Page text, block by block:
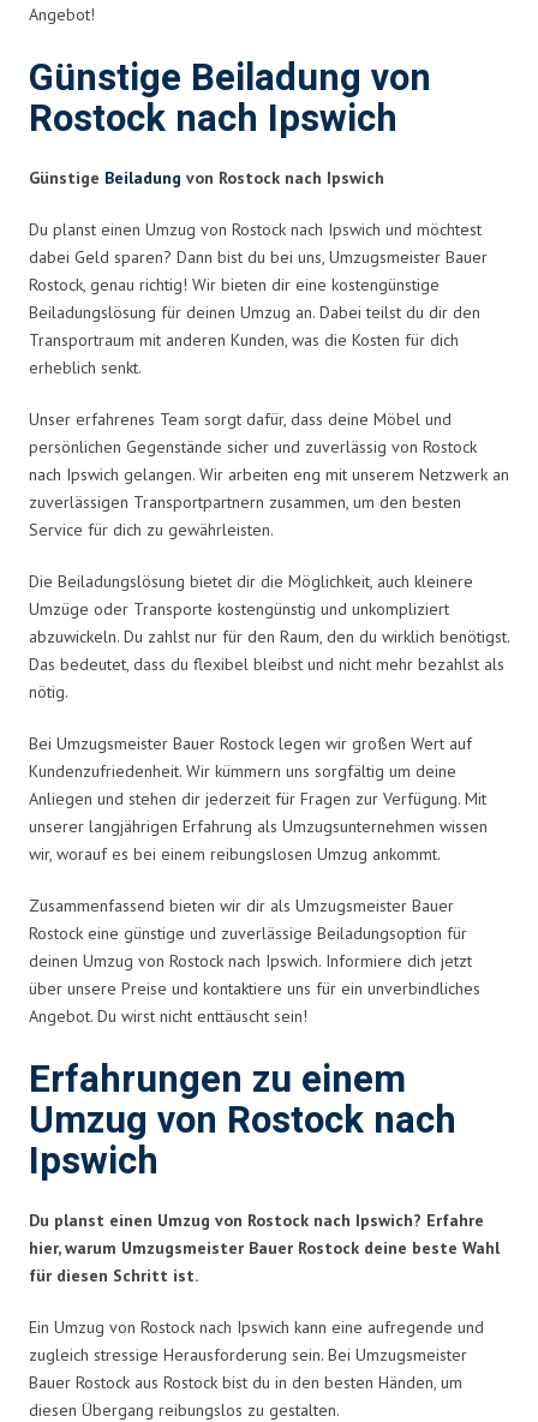
Angebot!
Günstige Beiladung von
Rostock nach Ipswich
Günstige Beiladung von Rostock nach Ipswich
Du planst einen Umzug von Rostock nach Ipswich und möchtest
dabei Geld sparen? Dann bist du bei uns, Umzugsmeister Bauer
Rostock, genau richtig! Wir bieten dir eine kostengünstige
Beiladungslösung für deinen Umzug an. Dabei teilst du dir den
Transportraum mit anderen Kunden, was die Kosten für dich
erheblich senkt.
Unser erfahrenes Team sorgt dafür, dass deine Möbel und
persönlichen Gegenstände sicher und zuverlässig von Rostock
nach Ipswich gelangen. Wir arbeiten eng mit unserem Netzwerk an
zuverlässigen Transportpartnern zusammen, um den besten
Service für dich zu gewährleisten.
Die Beiladungslösung bietet dir die Möglichkeit, auch kleinere
Umzüge oder Transporte kostengünstig und unkompliziert
abzuwickeln. Du zahlst nur für den Raum, den du wirklich benötigst.
Das bedeutet, dass du flexibel bleibst und nicht mehr bezahlst als
nötig.
Bei Umzugsmeister Bauer Rostock legen wir großen Wert auf
Kundenzufriedenheit. Wir kümmern uns sorgfältig um deine
Anliegen und stehen dir jederzeit für Fragen zur Verfügung. Mit
unserer langjährigen Erfahrung als Umzugsunternehmen wissen
wir, worauf es bei einem reibungslosen Umzug ankommt.
Zusammenfassend bieten wir dir als Umzugsmeister Bauer
Rostock eine günstige und zuverlässige Beiladungsoption für
deinen Umzug von Rostock nach Ipswich. Informiere dich jetzt
über unsere Preise und kontaktiere uns für ein unverbindliches
Angebot. Du wirst nicht enttäuscht sein!
Erfahrungen zu einem
Umzug von Rostock nach
Ipswich
Du planst einen Umzug von Rostock nach Ipswich? Erfahre
hier, warum Umzugsmeister Bauer Rostock deine beste Wahl
für diesen Schritt ist.
Ein Umzug von Rostock nach Ipswich kann eine aufregende und
zugleich stressige Herausforderung sein. Bei Umzugsmeister
Bauer Rostock aus Rostock bist du in den besten Händen, um
diesen Übergang reibungslos zu gestalten.